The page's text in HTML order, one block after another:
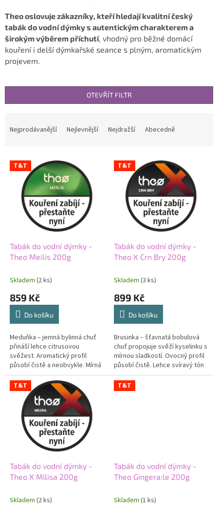
Theo oslovuje zákazníky, kteří hledají kvalitní český
tabák do vodní dýmky s autentickým charakterem a
širokým výběrem příchutí, vhodný pro běžné domácí
kouření i delší dýmkařské seance s plným, aromatickým
projevem.
OTEVŘÍT FILTR
n
Nejprodávanější Nejlevnější Nejdražší Abecedně
V T&T
Tabák do vodní dýmky -
Theo Meilis 200g
Skladem (2 ks)
859 Kč
Do košíku
Meduňka – jemná bylinná chuť
přináší lehce citrusovou
svěžest. Aromatický profil
působí čistě a neobvykle. Mírná
sladkost zakulacuje bylinnou
linku. Střední síla udržuje
příchuť...
T&T
Tabák do vodní dýmky -
Theo X Crn Bry 200g
Skladem (3 ks)
899 Kč
Do košíku
Brusinka – šťavnatá bobulová
chuť propojuje svěží kyselinku s
mírnou sladkostí. Ovocný profil
působí čistě. Lehce svíravý tón
dodává brusince hloubku. Silný
tabák podporuje...
T&T
Tabák do vodní dýmky -
Theo X Milisa 200g
Skladem (2 ks)
T&T
Tabák do vodní dýmky -
Theo Gingera:le 200g
Skladem (1 ks)